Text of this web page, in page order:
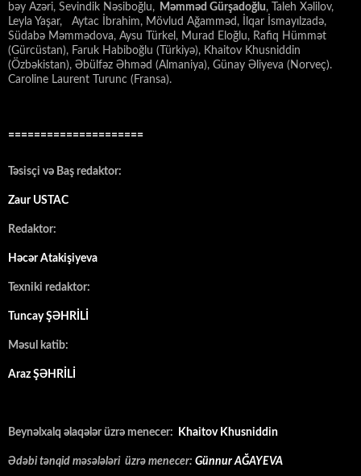
bəy Azəri, Sevindik Nəsiboğlu, Məmməd Gürşadoğlu, Taleh Xəlilov,
Leyla Yaşar, Aytac İbrahim, Mövlud Ağamməd, İlqar İsmayılzadə,
Südabə Məmmədova, Aysu Türkel, Murad Eloğlu, Rafiq Hümmət
(Gürcüstan), Faruk Habiboğlu (Türkiyə), Khaitov Khusniddin
(Özbəkistan), Əbülfəz Əhməd (Almaniya), Günay Əliyeva (Norveç).
Caroline Laurent Turunc (Fransa).
=====================
Təsisçi və Baş redaktor:
Zaur USTAC
Redaktor:
Həcər Atakişiyeva
Texniki redaktor:
Tuncay ŞƏHRİLİ
Məsul katib:
Araz ŞƏHRİLİ
Beynəlxalq əlaqələr üzrə menecer: Khaitov Khusniddin
Ədəbi tənqid məsələləri üzrə menecer: Günnur AĞAYEVA